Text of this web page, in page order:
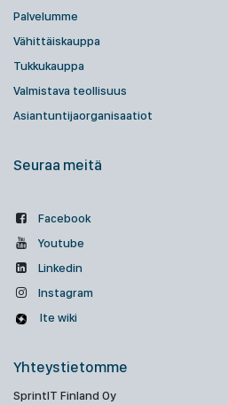
Palvelumme
Vähittäiskauppa
Tukkukauppa
Valmistava teollisuus
Asiantuntijaorganisaatiot
Seuraa meitä
Facebook
Youtube
Linkedin
Instagram
Ite wiki
Yhteystietomme
SprintIT Finland Oy